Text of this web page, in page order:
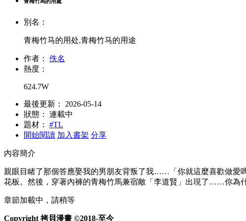
別名：
青梅竹马的用处,青梅竹马的用途
作者：
佚名
熱度：
624.7W
最後更新：
2026-05-14
狀態：
連載中
題材：
#TL
開始閱讀 加入書架 分享
內容簡介
親眼目睹了那個答應娶我的男朋友背叛了我……「你就這麼喜歡做愛
花板。然後，穿著內褲的青梅竹馬兼宿敵「李道賢」出現了……你為
章節加載中，請稍等
Copyright 拷貝漫畫 ©2018-至今